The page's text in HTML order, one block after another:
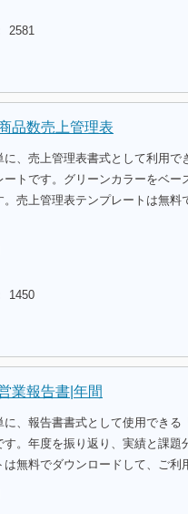
2581
品数売上管理表
に、売上管理表書式として利用で
ートです。グリーンカラーをベー
。売上管理表テンプレートは無料
1450
業報告書|年間
に、報告書書式として使用できる
す。年度を振り返り、実績と課題
無料でダウンロードして、ご利